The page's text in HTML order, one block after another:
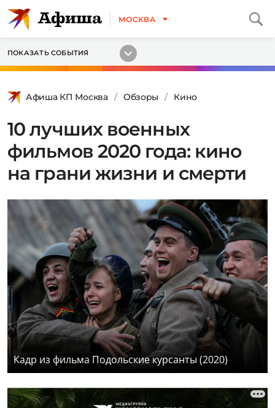
МОСКВА
ПОКАЗАТЬ СОБЫТИЯ
Афиша КП Москва Обзоры Кино
10 лучших военных
фильмов 2020 года: кино
на грани жизни и смерти
Кадр из фильма Подольские курсанты (2020)